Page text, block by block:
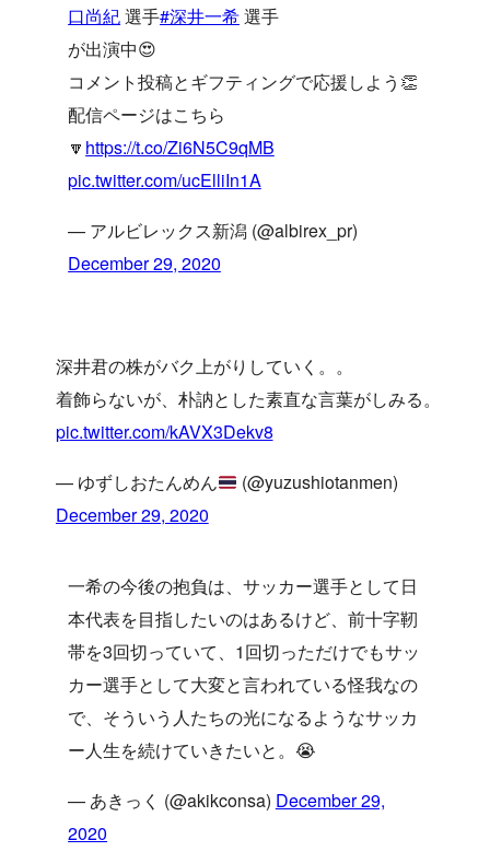
口尚紀選手#深井一希選手
が出演中😍
コメント投稿とギフティングで応援しよう👏
配信ページはこちら
🔽 https://t.co/Zi6N5C9qMB
pic.twitter.com/ucElliIn1A
— アルビレックス新潟 (@albirex_pr)
December 29, 2020
深井君の株がバク上がりしていく。。
着飾らないが、朴訥とした素直な言葉がしみる。
pic.twitter.com/kAVX3Dekv8
— ゆずしおたんめん
(@yuzushiotanmen)
December 29, 2020
一希の今後の抱負は、サッカー選手として日
本代表を目指したいのはあるけど、前十字靭
帯を3回切っていて、1回切っただけでもサッ
カー選手として大変と言われている怪我なの
で、そういう人たちの光になるようなサッカ
ー人生を続けていきたいと。😭
— あきっく (@akikconsa) December 29,
2020